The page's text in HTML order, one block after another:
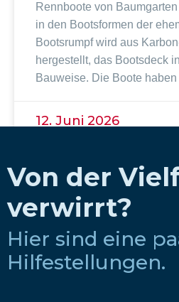
Rennboote von
in den Bootsformen der
Bootsrumpf wird aus
hergestellt, das Bootsdeck
Bauweise. Die Boote haben
12. Juni 2026
Von der
verwirrt?
Hier sind eine
Hilfestellungen.